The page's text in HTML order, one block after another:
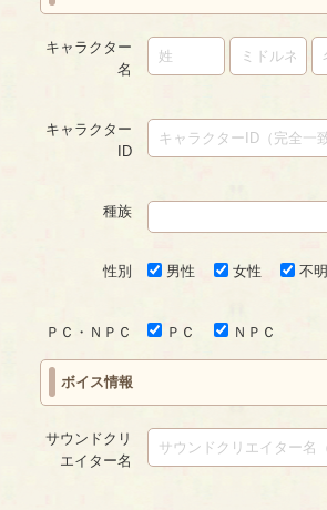
キャラクター
名
キャラクター
ID
種族
性別 男性 女性 不明
ＰＣ・ＮＰＣ ＰＣ ＮＰＣ
ボイス情報
サウンドクリ
エイター名